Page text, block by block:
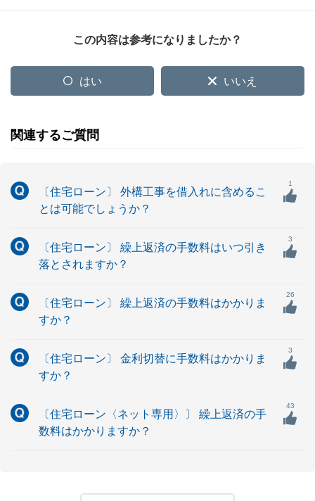
この内容は参考になりましたか？
はい いいえ
関連するご質問
〔住宅ローン〕 外構工事を借入れに含めるこ
とは可能でしょうか？
1
〔住宅ローン〕 繰上返済の手数料はいつ引き
落とされますか？
3
〔住宅ローン〕 繰上返済の手数料はかかりま
すか？
26
〔住宅ローン〕 金利切替に手数料はかかりま
すか？
3
〔住宅ローン〈ネット専用〉〕 繰上返済の手
数料はかかりますか？
43